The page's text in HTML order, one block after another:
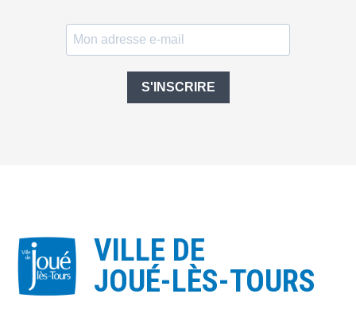
S'INSCRIRE
VILLE DE
JOUÉ-LÈS-TOURS